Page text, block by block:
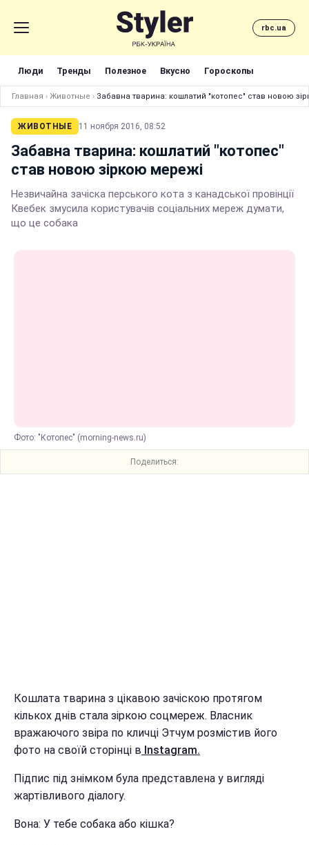
rbc.ua
Люди Тренды Полезное Вкусно Гороскопы
Главная › Животные › Забавна тварина: кошлатий "котопес" став новою
ЖИВОТНЫЕ 11 ноября 2016, 08:52
Забавна тварина: кошлатий "котопес"
став новою зіркою мережі
Незвичайна зачіска перського кота з канадської провінції
Квебек змусила користувачів соціальних мереж думати,
що це собака
Фото: "Котопес" (morning-news.ru)
Поделиться:
Кошлата тварина з цікавою зачіскою протягом
кількох днів стала зіркою соцмереж. Власник
вражаючого звіра по кличці Этчум розмістив його
фото на своїй сторінці в Instagram.
Підпис під знімком була представлена у вигляді
жартівливого діалогу.
Вона: У тебе собака або кішка?